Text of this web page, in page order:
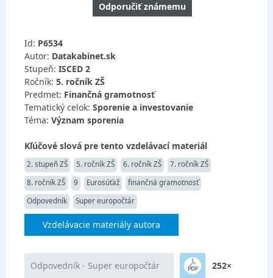
Odporučiť známemu
Id: P6534
Autor: Datakabinet.sk
Stupeň: ISCED 2
Ročník: 5. ročník ZŠ
Predmet: Finančná gramotnosť
Tematický celok: Sporenie a investovanie
Téma: Význam sporenia
Kľúčové slová pre tento vzdelávací materiál
2. stupeň ZŠ 5. ročník ZŠ 6. ročník ZŠ
7. ročník ZŠ
8. ročník ZŠ
9 Eurosúťaž
finančná gramotnosť
Odpovedník
Super europočtár
Vzdelávacie materiály autora
Odpovedník - Super europočtár 252×